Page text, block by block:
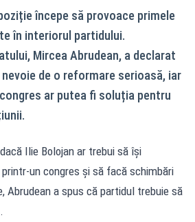
începe să provoace primele
în interiorul partidului.
Mircea Abrudean, a declarat
de o reformare serioasă, iar
ar putea fi soluția pentru
Ilie Bolojan ar trebui să își
un congres și să facă schimbări
Abrudean a spus că partidul trebuie să